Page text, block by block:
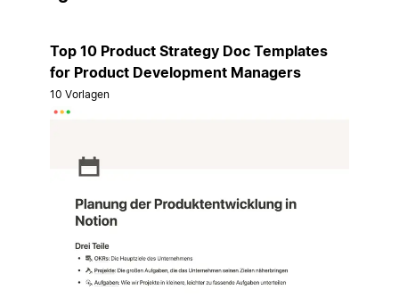
Top 10 Product Strategy Doc Templates
for Product Development Managers
10 Vorlagen